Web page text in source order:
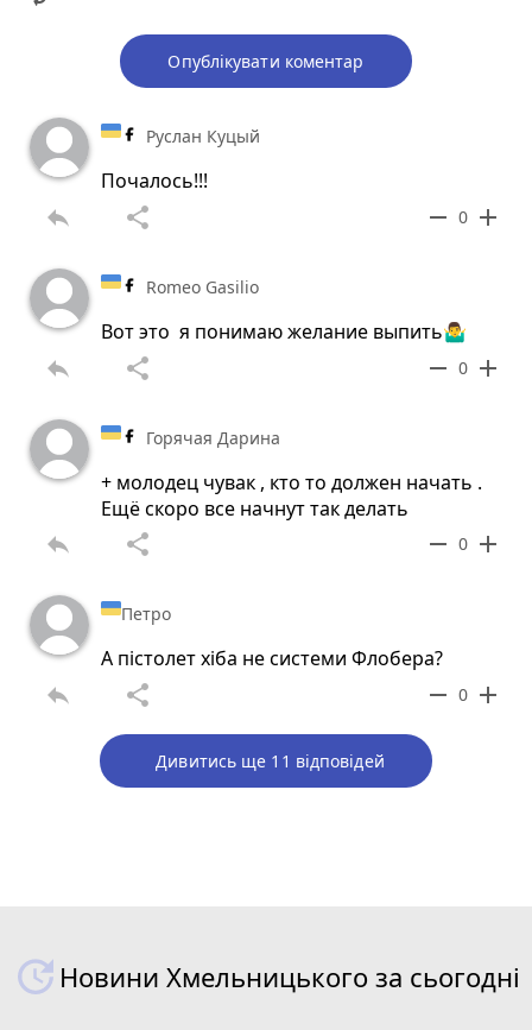
Опублікувати коментар
Руслан Куцый
Почалось!!!
reply share remove 0 add
Romeo Gasilio
Вот это я понимаю желание выпить🤷‍♂️
reply share remove 0 add
Горячая Дарина
+ молодец чувак , кто то должен начать .
Ещё скоро все начнут так делать
reply share remove 0 add
Петро
А пістолет хіба не системи Флобера?
reply share remove 0 add
Дивитись ще 11 відповідей
Новини Хмельницького за сьогодні